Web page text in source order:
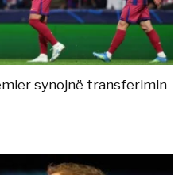
synojnë transferimin